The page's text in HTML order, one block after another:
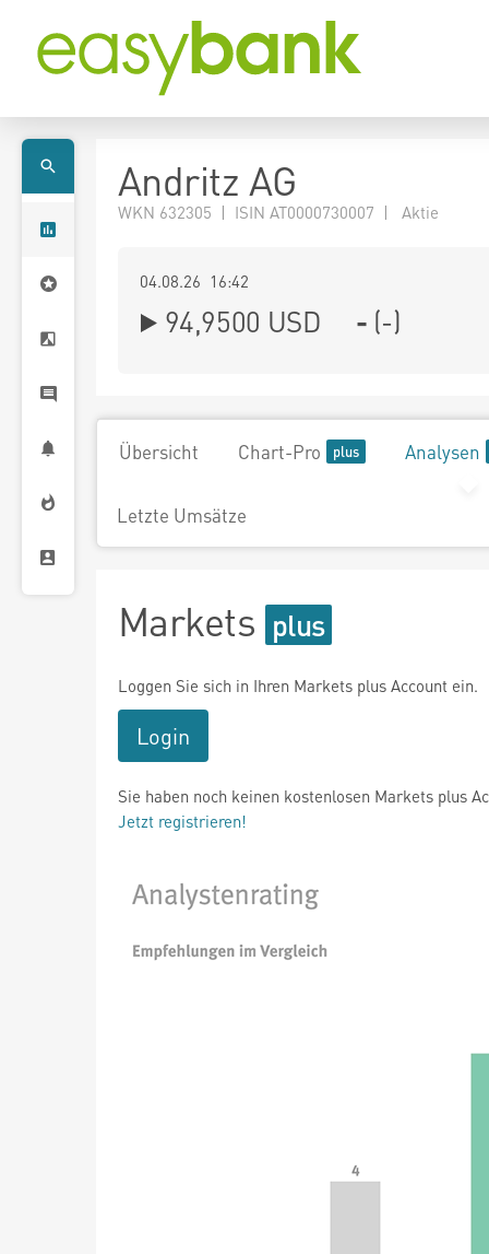
Andritz AG
WKN 632305 | ISIN AT0000730007 | Aktie
04.08.26 16:42
94,9500 USD - (-)
Übersicht Chart-Pro Analysen
Letzte Umsätze
Markets
Loggen Sie sich in Ihren Markets plus Account ein.
Login
Sie haben noch keinen kostenlosen Markets plus
Jetzt registrieren!